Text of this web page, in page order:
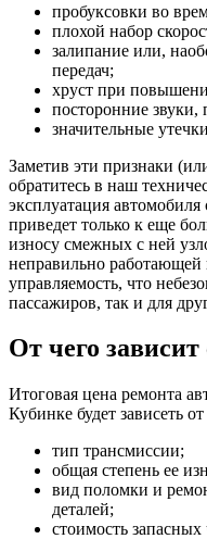
пробуксовки во
плохой набор
залипание или,
передач;
хруст при
посторонние звуки,
значительные
Заметив эти признаки
обратитесь в наш
эксплуатация
приведет только к еще
износу смежных с ней
неправильно работающей
управляемость, что
пассажиров, так и для
От чего зависит
Итоговая цена ремонта
Кубинке будет зависеть
тип трансмиссии;
общая степень ее
вид поломки и
деталей;
стоимость запасных